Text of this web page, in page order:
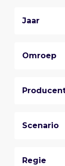
Jaar
Omroep
Scenario
Regie